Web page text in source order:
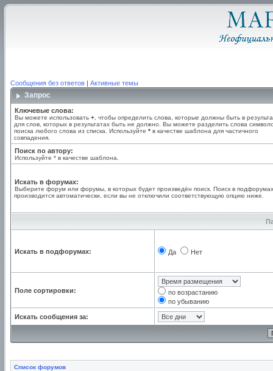
Сообщения без ответов | Активные темы
Запрос
Ключевые слова:
Вы можете использовать + , чтобы определить слова, которые должны быть в
для слов, которых в результатах быть не должно. Вы можете разделить слова
поиска любого слова из списка. Используйте * в качестве шаблона для частичного
совпадения.
Поиск по автору:
Используйте * в качестве шаблона.
Искать в форумах:
Выберите форум или форумы, в которых будет произведён поиск. Поиск в подфорумах
производится автоматически, если вы не отключили соответствующую опцию ниже.
Искать в подфорумах: Да Нет
Поле сортировки:
по возрастанию
по убыванию
Искать сообщения за:
Список форумов